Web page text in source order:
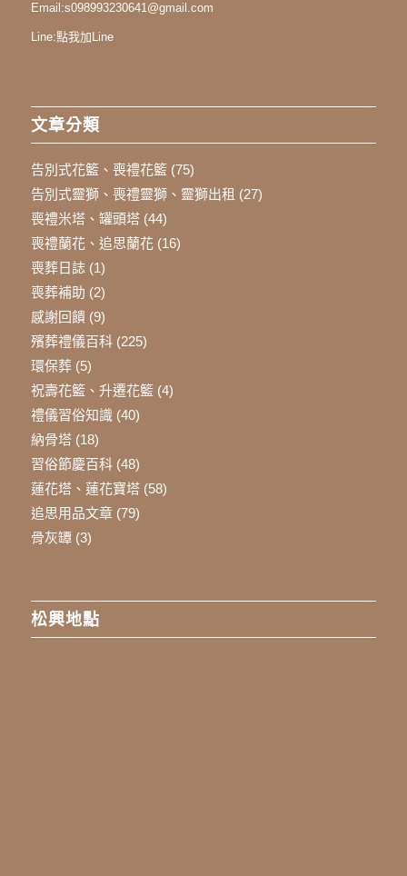
Email:s098993230641@gmail.com
Line:點我加Line
文章分類
告別式花籃、喪禮花籃(75)
告別式靈獅、喪禮靈獅、靈獅出租 (27)
喪禮米塔、罐頭塔(44)
喪禮蘭花、追思蘭花(16)
喪葬日誌(1)
喪葬補助 (2)
感謝回饋(9)
殯葬禮儀百科(225)
環保葬(5)
祝壽花籃、升遷花籃(4)
禮儀習俗知識(40)
納骨塔(18)
習俗節慶百科(48)
蓮花塔、蓮花寶塔(58)
追思用品文章(79)
骨灰罈(3)
松興地點